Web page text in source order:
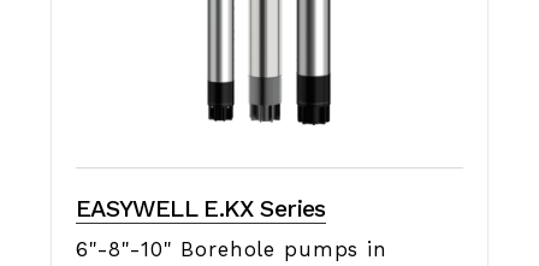
EASYWELL E.KX Series
6"-8"-10" Borehole pumps in